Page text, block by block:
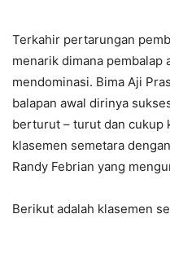
Terkahir pertarungan
menarik dimana pembalap
mendominasi. Bima Aji
balapan awal dirinya
berturut – turut dan cukup
klasemen semetara
Randy Febrian yang
Berikut adalah klasemen